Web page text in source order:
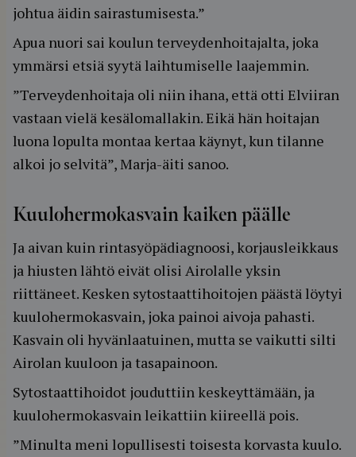
johtua äidin sairastumisesta.”
Apua nuori sai koulun terveydenhoitajalta, joka
ymmärsi etsiä syytä laihtumiselle laajemmin.
”Terveydenhoitaja oli niin ihana, että otti Elviiran
vastaan vielä kesälomallakin. Eikä hän hoitajan
luona lopulta montaa kertaa käynyt, kun tilanne
alkoi jo selvitä”, Marja-äiti sanoo.
Kuulohermokasvain kaiken päälle
Ja aivan kuin rintasyöpädiagnoosi, korjausleikkaus
ja hiusten lähtö eivät olisi Airolalle yksin
riittäneet. Kesken sytostaattihoitojen päästä löytyi
kuulohermokasvain, joka painoi aivoja pahasti.
Kasvain oli hyvänlaatuinen, mutta se vaikutti silti
Airolan kuuloon ja tasapainoon.
Sytostaattihoidot jouduttiin keskeyttämään, ja
kuulohermokasvain leikattiin kiireellä pois.
”Minulta meni lopullisesti toisesta korvasta kuulo.